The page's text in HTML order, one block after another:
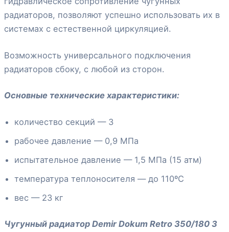
радиаторов, позволяют успешно использовать их в
системах с естественной циркуляцией.
Возможность универсального подключения
радиаторов сбоку, с любой из сторон.
Основные технические характеристики:
количество секций — 3
рабочее давление — 0,9 МПа
испытательное давление — 1,5 МПа (15 атм)
температура теплоносителя — до 110ºC
вес — 23 кг
Чугунный радиатор Demir Dokum Retro 350/180 3